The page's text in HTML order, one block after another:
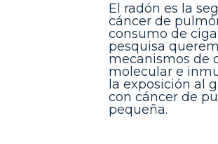
El radón es la
cáncer de
consumo de
pesquisa
mecanismos de
molecular e
la exposición al
con cáncer de
pequeña.